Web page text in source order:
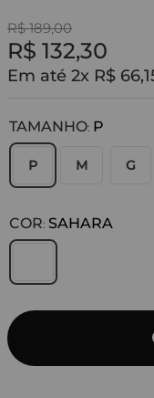
R$ 189,00
R$ 132,30
Em até 2x R$ 66,
TAMANHO: P
P M G
COR: SAHARA